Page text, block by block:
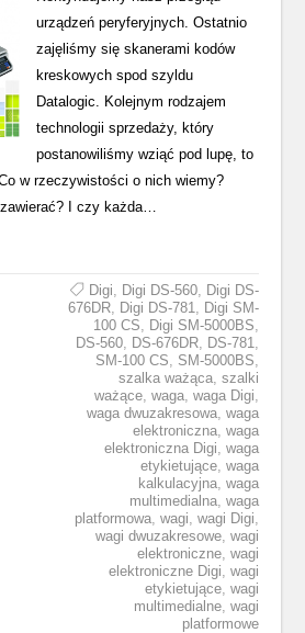
urządzeń peryferyjnych. Ostatnio
zajęliśmy się skanerami kodów
kreskowych spod szyldu
Datalogic. Kolejnym rodzajem
technologii sprzedaży, który
postanowiliśmy wziąć pod lupę, to
w rzeczywistości o nich wiemy?
I czy każda…
Digi, Digi DS-560, Digi DS-
676DR, Digi DS-781, Digi SM-
100 CS, Digi SM-5000BS,
DS-560, DS-676DR, DS-781,
SM-100 CS, SM-5000BS,
szalka ważąca, szalki
ważące, waga, waga Digi,
waga dwuzakresowa, waga
elektroniczna, waga
elektroniczna Digi, waga
etykietujące, waga
kalkulacyjna, waga
multimedialna, waga
platformowa, wagi, wagi Digi,
wagi dwuzakresowe, wagi
elektroniczne, wagi
elektroniczne Digi, wagi
etykietujące, wagi
multimedialne, wagi
platformowe